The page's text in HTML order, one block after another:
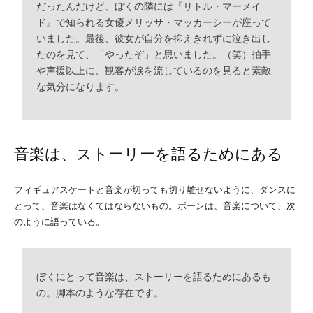
だったんだけど、ぼくの隣には『リトル・マーメイ
ド』で知られる女優メリッサ・マッカーシーが座って
いました。最後、彼女が自分を抑えきれずに泣き出し
たのを見て、「やったぞ」と思いました。（笑）拍手
や声援以上に、観客が涙を流しているのを見ると素敵
な気分になります。
音楽は、ストーリーを語るためにある
フィギュアスケートと音楽が切っても切り離せないように、ダンスに
とって、音楽はなくてはならないもの。ボーンは、音楽について、次
のように語っている。
ぼくにとって音楽は、ストーリーを語るためにあるも
の。脚本のような存在です。